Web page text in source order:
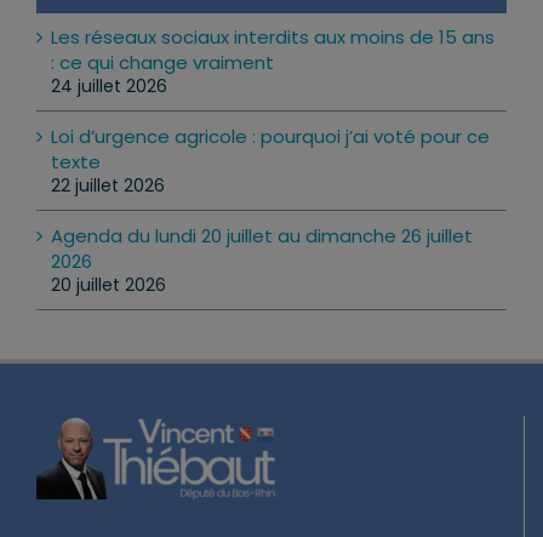
Mes dernières publications
Les réseaux sociaux interdits aux moins de 15 ans
: ce qui change vraiment
24 juillet 2026
Loi d’urgence agricole : pourquoi j’ai voté pour ce
texte
22 juillet 2026
Agenda du lundi 20 juillet au dimanche 26 juillet
2026
20 juillet 2026